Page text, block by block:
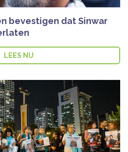
bevestigen dat Sinwar
LEES NU